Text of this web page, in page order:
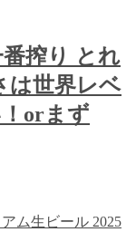
番搾り とれ
は世界レベ
orまず